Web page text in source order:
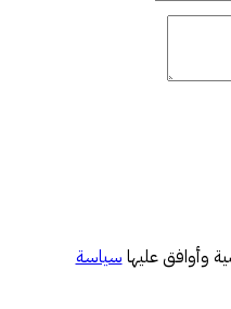
وأوافق عليها سياسة